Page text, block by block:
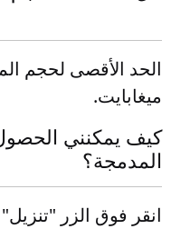
ميغابايت.
المدمجة؟